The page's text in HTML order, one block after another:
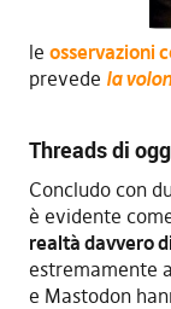
le osservazioni
prevede la
Threads di
Concludo con
è evidente
realtà davvero
estremamente
e Mastodon